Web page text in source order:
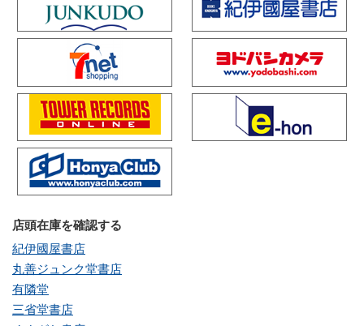
店頭在庫を確認する
紀伊國屋書店
丸善ジュンク堂書店
有隣堂
三省堂書店